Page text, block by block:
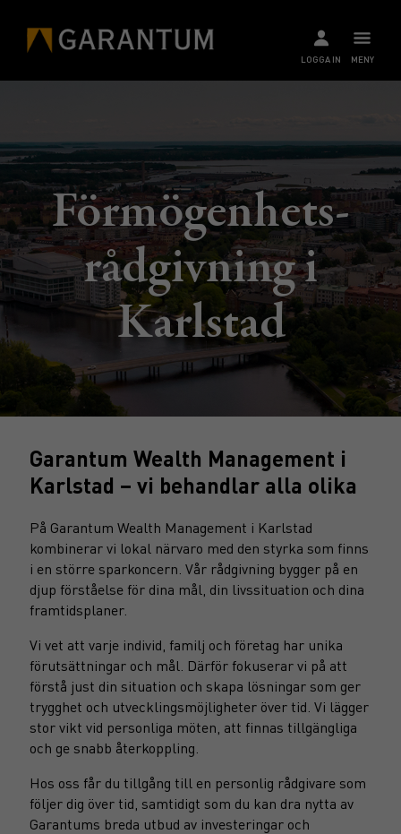
MENY
LOGGA IN
Förmögenhets­
rådgivning i
Karlstad
Garantum Wealth Management i
Karlstad – vi behandlar alla olika
På Garantum Wealth Management i Karlstad
kombinerar vi lokal närvaro med den styrka som finns
i en större sparkoncern. Vår rådgivning bygger på en
djup förståelse för dina mål, din livssituation och dina
framtidsplaner.
Vi vet att varje individ, familj och företag har unika
förutsättningar och mål. Därför fokuserar vi på att
förstå just din situation och skapa lösningar som ger
trygghet och utvecklingsmöjligheter över tid. Vi lägger
stor vikt vid personliga möten, att finnas tillgängliga
och ge snabb återkoppling.
Hos oss får du tillgång till en personlig rådgivare som
följer dig över tid, samtidigt som du kan dra nytta av
Garantums breda utbud av investeringar och